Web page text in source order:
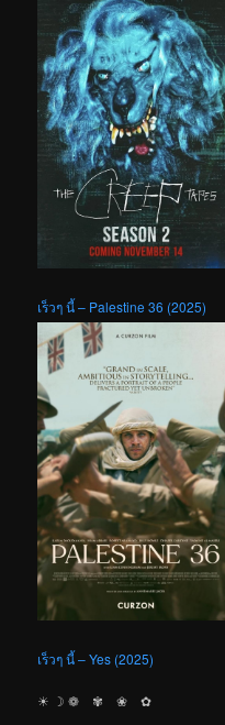
เร็วๆ นี้ – Palestine 36 (2025)
เร็วๆ นี้ – Yes (2025)
☀︎ ☽ ❁ ✾ ❀ ✿